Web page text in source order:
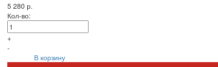
5 280 р.
Кол-во:
+
-
В корзину